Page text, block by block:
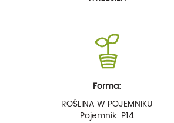
Forma:
ROŚLINA W POJEMNIKU
Pojemnik: P14